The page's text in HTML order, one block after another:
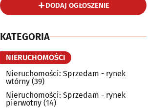
DODAJ OGŁOSZENIE
KATEGORIA
NIERUCHOMOŚCI
Nieruchomości: Sprzedam - rynek
wtórny (39)
Nieruchomości: Sprzedam - rynek
pierwotny (14)